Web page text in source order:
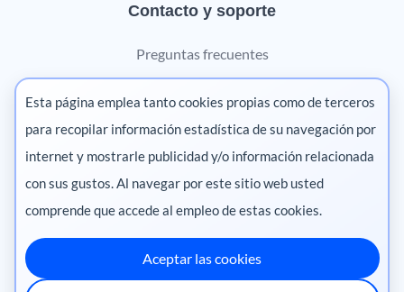
Contacto y soporte
Preguntas frecuentes
Contáctanos
Marketing digital
Pharma
México
·
Ecuador·Perú·
Esta página emplea tanto cookies propias como de terceros
para recopilar información estadística de su navegación por
internet y mostrarle publicidad y/o información relacionada
con sus gustos. Al navegar por este sitio web usted
comprende que accede al empleo de estas cookies.
Aceptar las cookies